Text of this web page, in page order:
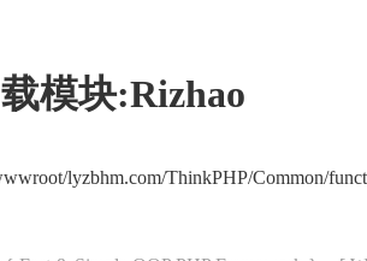
模块:Rizhao
lyzbhm.com/ThinkPHP/Common/